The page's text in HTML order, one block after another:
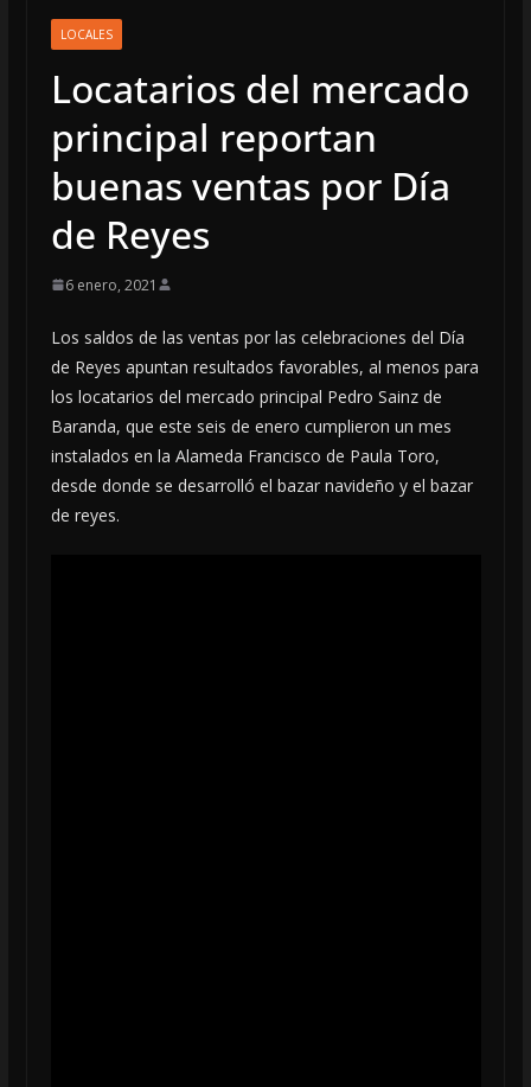
LOCALES
Locatarios del mercado
principal reportan
buenas ventas por Día
de Reyes
6 enero, 2021
Los saldos de las ventas por las celebraciones del Día
de Reyes apuntan resultados favorables, al menos para
los locatarios del mercado principal Pedro Sainz de
Baranda, que este seis de enero cumplieron un mes
instalados en la Alameda Francisco de Paula Toro,
desde donde se desarrolló el bazar navideño y el bazar
de reyes.